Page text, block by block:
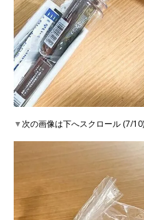
▼次の画像は下へスクロール (7/10)